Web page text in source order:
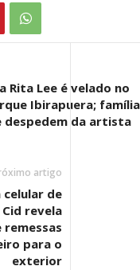
Rita Lee é velado no
Ibirapuera;
despedem da artista
artigo
celular de
revela
remessas
para o
exterior